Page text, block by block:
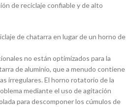
de reciclaje confiable y de alto
de chatarra en lugar de un horno de
no están optimizados para la
de aluminio, que a menudo contiene
irregulares. El horno rotatorio de la
mediante el uso de agitación
para descomponer los cúmulos de